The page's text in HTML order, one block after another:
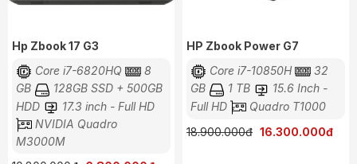
Hp Zbook 17 G3
Core i7-6820HQ
8
GB
128GB SSD + 500GB
HDD
17.3 inch - Full HD
NVIDIA Quadro
M3000M
HP Zbook Power G7
Core i7-10850H
32
GB
1 TB
15.6 Inch -
Full HD
Quadro T1000
18.900.000đ 16.300.000đ